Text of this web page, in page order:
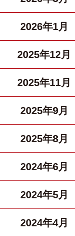
2026年1月
2025年12月
2025年11月
2025年9月
2025年8月
2024年6月
2024年5月
2024年4月